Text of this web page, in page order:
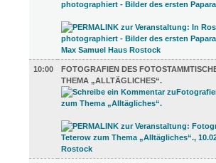
10:00
FOTOGRAFIEN DES
THEMA „ALLTÄGLICHES“.